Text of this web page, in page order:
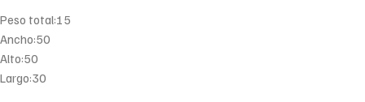
Peso total:15
Ancho:50
Alto:50
Largo:30